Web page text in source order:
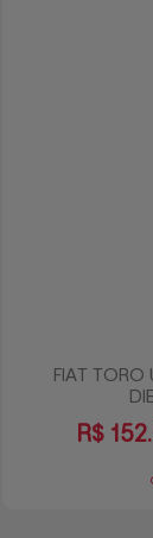
FIAT TORO
R$